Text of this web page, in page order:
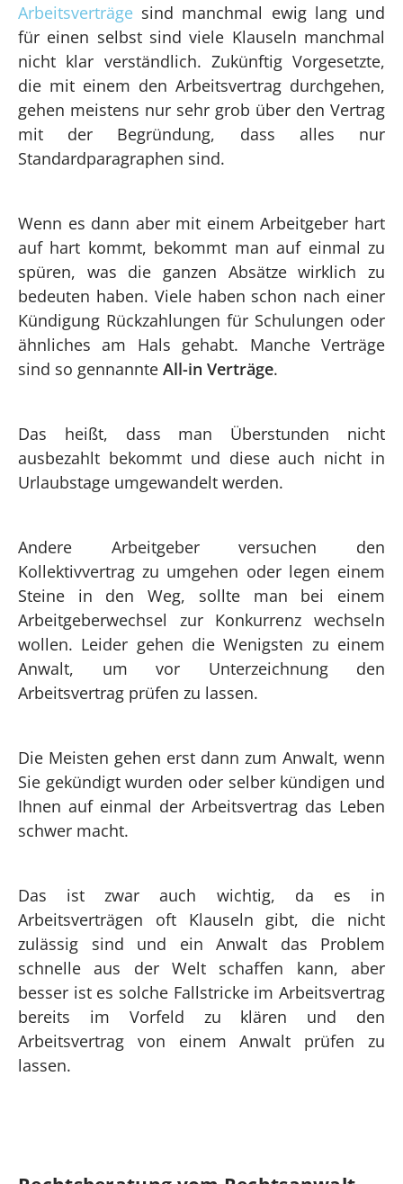
Arbeitsverträge sind manchmal ewig lang und
für einen selbst sind viele Klauseln manchmal
nicht klar verständlich. Zukünftig Vorgesetzte,
die mit einem den Arbeitsvertrag durchgehen,
gehen meistens nur sehr grob über den Vertrag
mit der Begründung, dass alles nur
Standardparagraphen sind.
Wenn es dann aber mit einem Arbeitgeber hart
auf hart kommt, bekommt man auf einmal zu
spüren, was die ganzen Absätze wirklich zu
bedeuten haben. Viele haben schon nach einer
Kündigung Rückzahlungen für Schulungen oder
ähnliches am Hals gehabt. Manche Verträge
sind so gennannte All-in Verträge.
Das heißt, dass man Überstunden nicht
ausbezahlt bekommt und diese auch nicht in
Urlaubstage umgewandelt werden.
Andere Arbeitgeber versuchen den
Kollektivvertrag zu umgehen oder legen einem
Steine in den Weg, sollte man bei einem
Arbeitgeberwechsel zur Konkurrenz wechseln
wollen. Leider gehen die Wenigsten zu einem
Anwalt, um vor Unterzeichnung den
Arbeitsvertrag prüfen zu lassen.
Die Meisten gehen erst dann zum Anwalt, wenn
Sie gekündigt wurden oder selber kündigen und
Ihnen auf einmal der Arbeitsvertrag das Leben
schwer macht.
Das ist zwar auch wichtig, da es in
Arbeitsverträgen oft Klauseln gibt, die nicht
zulässig sind und ein Anwalt das Problem
schnelle aus der Welt schaffen kann, aber
besser ist es solche Fallstricke im Arbeitsvertrag
bereits im Vorfeld zu klären und den
Arbeitsvertrag von einem Anwalt prüfen zu
lassen.